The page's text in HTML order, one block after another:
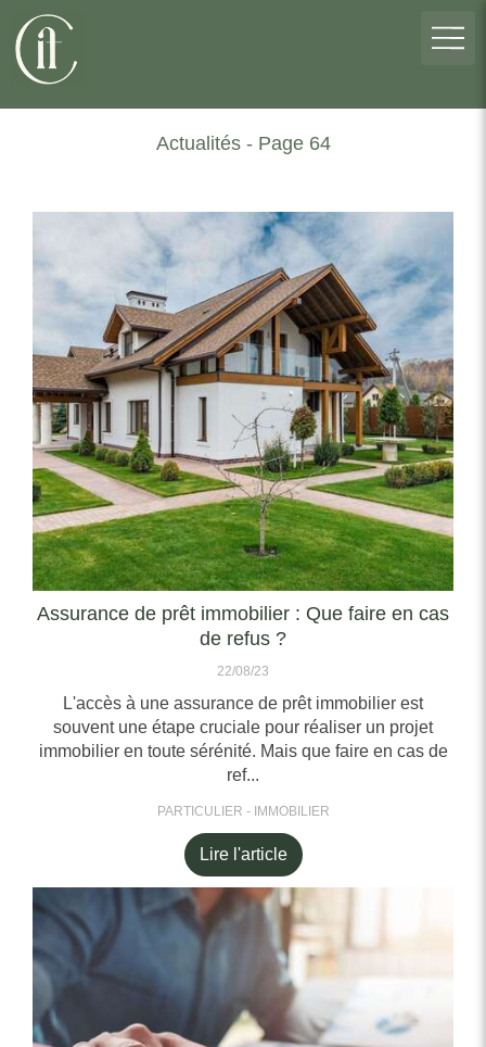
Actualités - Page 64
Assurance de prêt immobilier : Que faire en cas
de refus ?
22/08/23
L'accès à une assurance de prêt immobilier est
souvent une étape cruciale pour réaliser un projet
immobilier en toute sérénité. Mais que faire en cas de
ref...
PARTICULIER - IMMOBILIER
Lire l'article